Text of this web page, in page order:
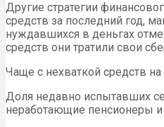
Другие стратегии
средств за последний год,
нуждавшихся в деньгах
средств они тратили свои
Чаще с нехваткой средств
Доля недавно испытавших
неработающие пенсионеры